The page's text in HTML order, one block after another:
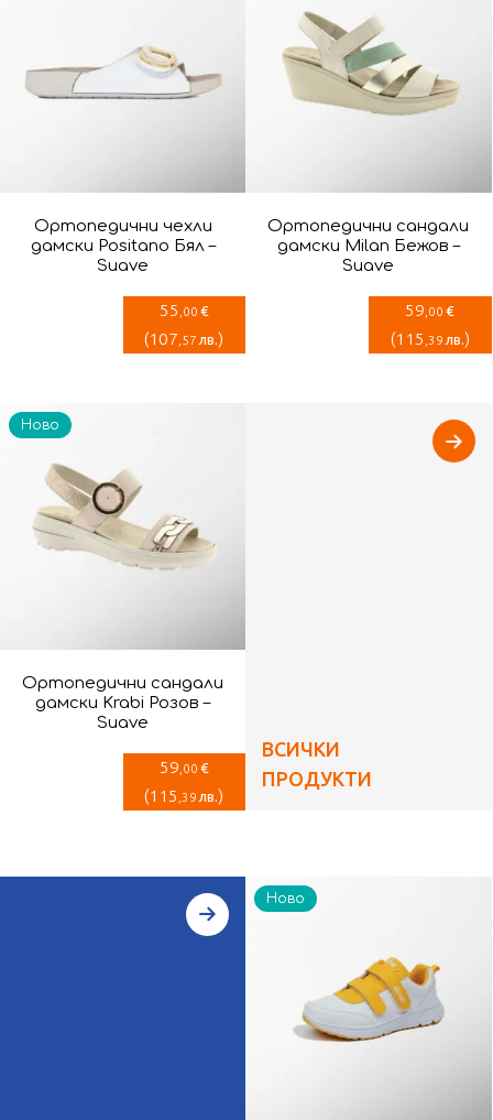
Ортопедични чехли
дамски Positano Бял –
Suave
55 ,00 €
(107 ,57 лв.)
Ортопедични сандали
дамски Milan Бежов –
Suave
59 ,00 €
(115 ,39 лв.)
Ортопедични сандали
дамски Krabi Розов –
Suave
59 ,00 €
(115 ,39 лв.)
Ново
ВСИЧКИ
ПРОДУКТИ
Ново